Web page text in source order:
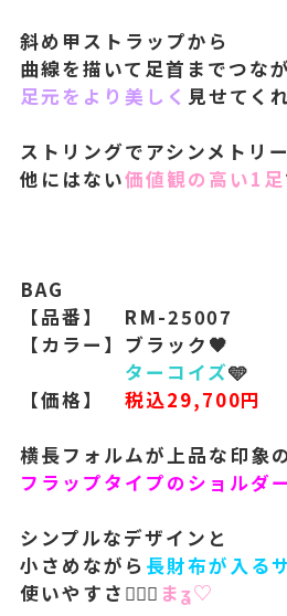
斜め甲ストラップから
曲線を描いて足首までつな
足元をより美しく 見せてく
ストリングでアシンメトリ
他にはない価値観の高い1足
BAG
【品番】 RM-25007
【カラー】ブラック🖤
ターコイズ🩵
【価格】 税込29,700円
横長フォルムが上品な印象
フラップタイプのショルダ
シンプルなデザインと
小さめながら 長財布が入る
使いやすさ🙆🏻‍♀️ まʓ♡